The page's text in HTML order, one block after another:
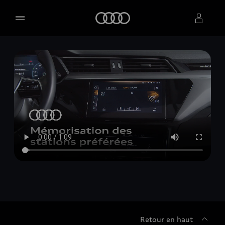
Sélectionner un concessionnaire
Retour en haut